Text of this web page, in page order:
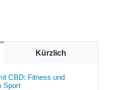
Kürzlich
CBD: Fitness und
Sport